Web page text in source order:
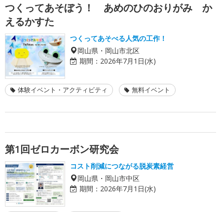
つくってあそぼう！ あめのひのおりがみ か
えるかすた
つくってあそべる人気の工作！
岡山県・岡山市北区
期間： 2026年7月1日(水)
体験イベント・アクティビティ 無料イベント
第1回ゼロカーボン研究会
コスト削減につながる脱炭素経営
岡山県・岡山市中区
期間： 2026年7月1日(水)